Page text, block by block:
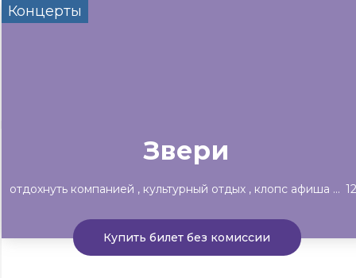
Концерты
Звери
отдохнуть компанией культурный отдых клопс афиша рекомендует
Купить билет без комиссии